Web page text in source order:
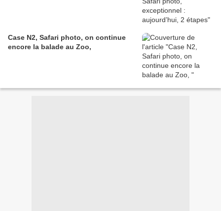
Case N2, Safari photo, on continue
encore la balade au Zoo,